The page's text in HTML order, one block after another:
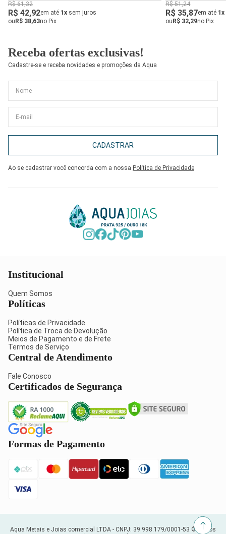
R$ 61,32
R$ 42,92em até 1x sem juros
ouR$ 38,63no Pix
R$ 51,24
R$ 35,87em até 1x
ouR$ 32,29no Pix
Receba ofertas exclusivas!
Cadastre-se e receba novidades e promoções da Aqua
CADASTRAR
Ao se cadastrar você concorda com a nossa Política de Privacidade
Institucional
Quem Somos
Políticas
Políticas de Privacidade
Política de Troca de Devolução
Meios de Pagamento e de Frete
Termos de Serviço
Central de Atendimento
Fale Conosco
Certificados de Segurança
Formas de Pagamento
Aqua Metais e Joias comercial LTDA - CNPJ: 39.998.179/0001-53 © Todos